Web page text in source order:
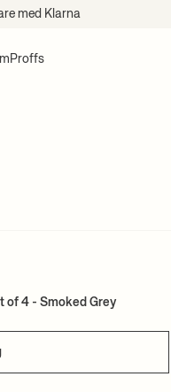
med Klarna
Proffs
of 4 - Smoked Grey